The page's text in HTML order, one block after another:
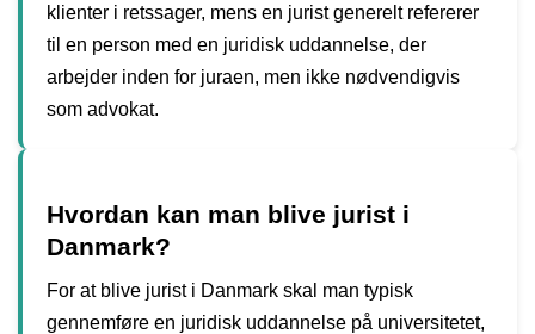
klienter i retssager, mens en jurist generelt refererer
til en person med en juridisk uddannelse, der
arbejder inden for juraen, men ikke nødvendigvis
som advokat.
Hvordan kan man blive jurist i
Danmark?
For at blive jurist i Danmark skal man typisk
gennemføre en juridisk uddannelse på universitetet,